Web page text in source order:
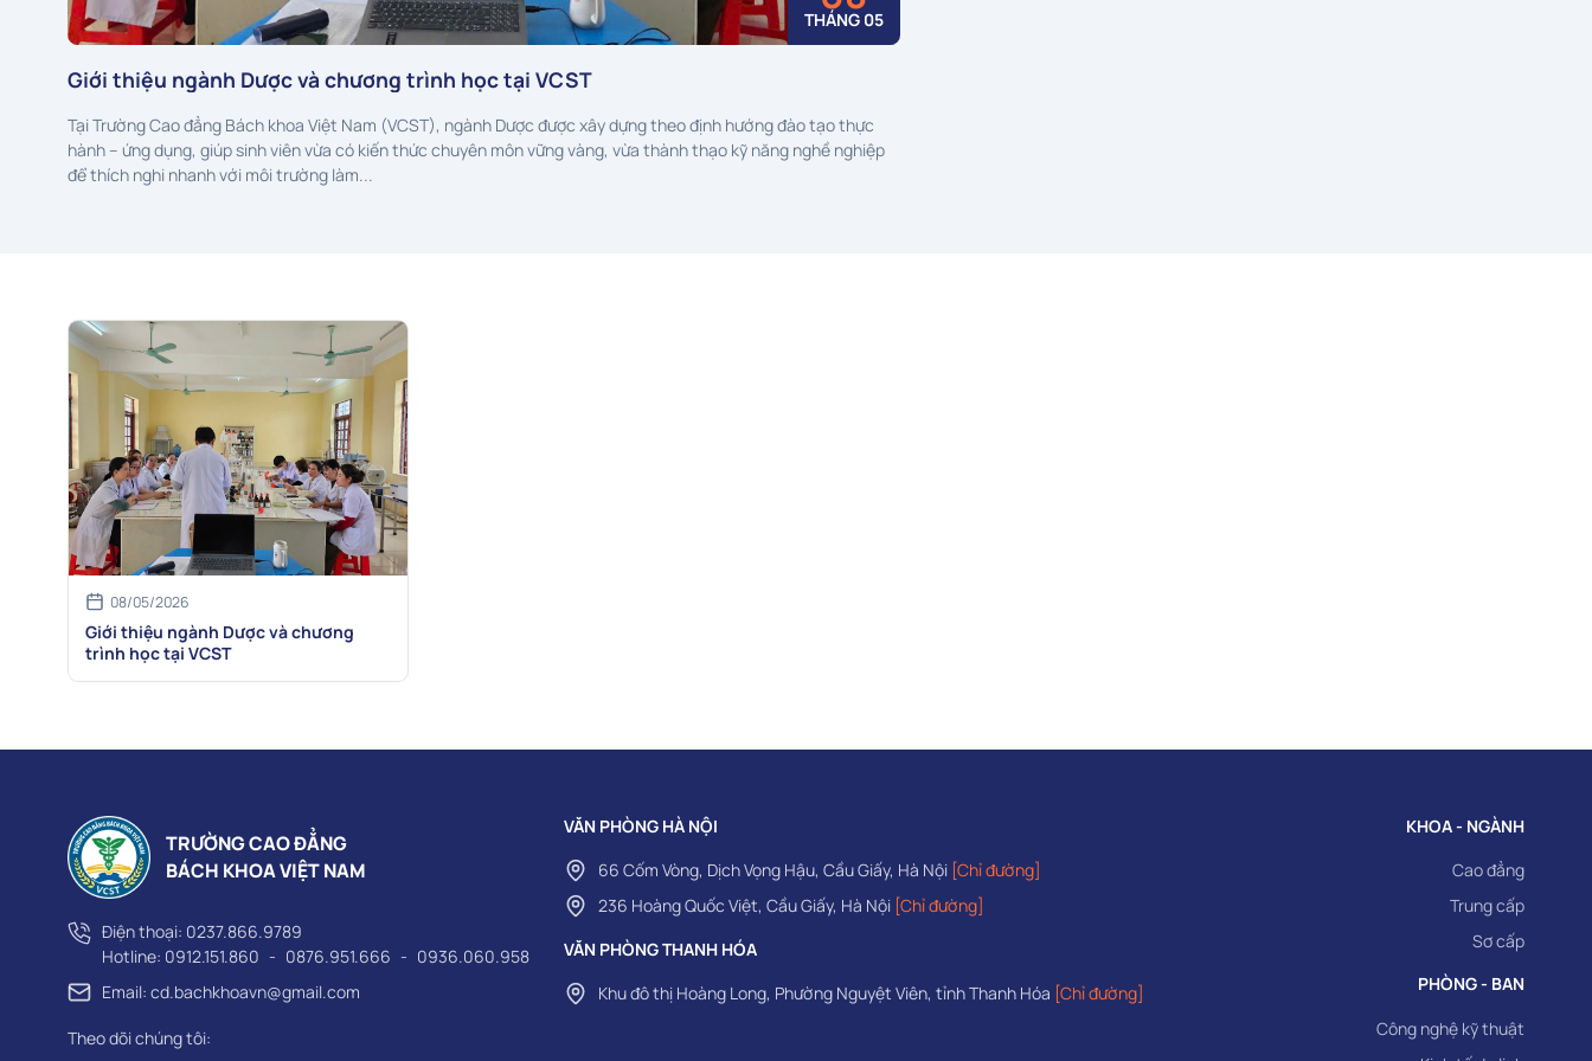
THÁNG 05
Giới thiệu ngành Dược và chương trình học tại VCST
Tại Trường Cao đẳng Bách khoa Việt Nam (VCST), ngành Dược được xây dựng theo định hướng đào tạo thực
hành – ứng dụng, giúp sinh viên vừa có kiến thức chuyên môn vững vàng, vừa thành thạo kỹ năng nghề nghiệp
để thích nghi nhanh với môi trường làm...
08/05/2026
Giới thiệu ngành Dược và chương
trình học tại VCST
TRƯỜNG CAO ĐẲNG
BÁCH KHOA VIỆT NAM
Điện thoại: 0237.866.9789
Hotline: 0912.151.860 - 0876.951.666 - 0936.060.958
Email: cd.bachkhoavn@gmail.com
Theo dõi chúng tôi:
VĂN PHÒNG HÀ NỘI
66 Cốm Vòng, Dịch Vọng Hậu, Cầu Giấy, Hà Nội [Chỉ đường]
236 Hoàng Quốc Việt, Cầu Giấy, Hà Nội [Chỉ đường]
VĂN PHÒNG THANH HÓA
Khu đô thị Hoàng Long, Phường Nguyệt Viên, tỉnh Thanh Hóa [Chỉ đường]
KHOA - NGÀNH
Cao đẳng
Trung cấp
Sơ cấp
PHÒNG - BAN
Công nghệ kỹ thuật